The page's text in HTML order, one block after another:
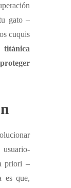
gato –
cuquis
priori –
es que,